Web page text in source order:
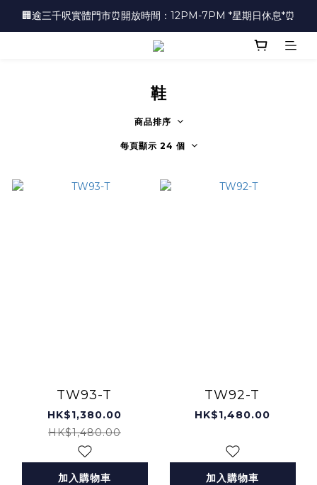
🏢逾三千呎實體門市⏰開放時間：12PM-7PM *星期日休息*⏰
🏢逾三千呎實體門市⏰開放時間：12PM-7PM *星期日休息*⏰
👜📣 歡迎隨時光臨 📣💍
鞋
商品排序
每頁顯示 24 個
TW93-T
HK$1,380.00
HK$1,480.00
加入購物車
TW92-T
HK$1,480.00
加入購物車